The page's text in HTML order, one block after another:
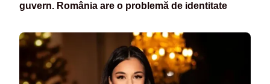
guvern. România are o problemă de identitate